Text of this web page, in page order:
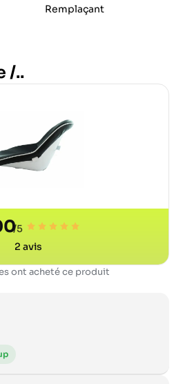
Remplaçant
/..
/5
2 avis
ont acheté ce produit